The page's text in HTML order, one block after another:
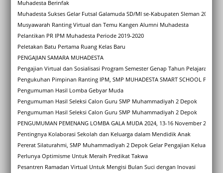
Muhadesta Berinfak
Muhadesta Sukses Gelar Futsal Galamuda SD/MI se-Kabupaten Sleman 2025
Musyawarah Ranting Virtual dan Temu Kangen Alumni Muhadesta
Pelantikan PR IPM Muhadesta Periode 2019-2020
Peletakan Batu Pertama Ruang Kelas Baru
PENGAJIAN SAMARA MUHADESTA
Pengajian Virtual dan Sosialisasi Program Semester Genap Tahun Pelajaran
Pengukuhan Pimpinan Ranting IPM, SMP MUHADESTA SMART SCHOOL
Pengumuman Hasil Lomba Gebyar Muda
Pengumuman Hasil Seleksi Calon Guru SMP Muhammadiyah 2 Depok
Pengumuman Hasil Seleksi Calon Guru SMP Muhammadiyah 2 Depok
PENGUMUMAN PEMENANG LOMBA GALA MUDA 2024, 13-16 November 2024
Pentingnya Kolaborasi Sekolah dan Keluarga dalam Mendidik Anak
Pererat Silaturahmi, SMP Muhammadiyah 2 Depok Gelar Pengajian Keluarga
Perlunya Optimisme Untuk Meraih Predikat Takwa
Pesantren Ramadan Virtual Untuk Mengisi Bulan Suci dengan Inovasi